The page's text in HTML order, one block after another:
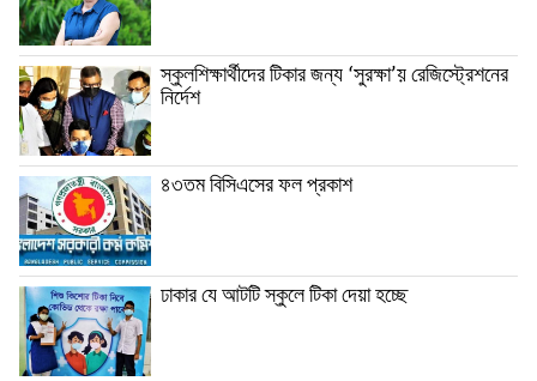
স্কুলশিক্ষার্থীদের টিকার জন্য ‘সুরক্ষা’য় রেজিস্ট্রেশনের
নির্দেশ
৪৩তম বিসিএসের ফল প্রকাশ
ঢাকার যে আটটি স্কুলে টিকা দেয়া হচ্ছে